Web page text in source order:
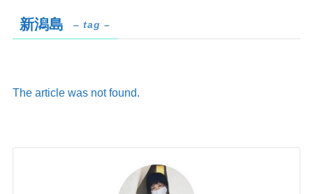
新潟島 – tag –
The article was not found.